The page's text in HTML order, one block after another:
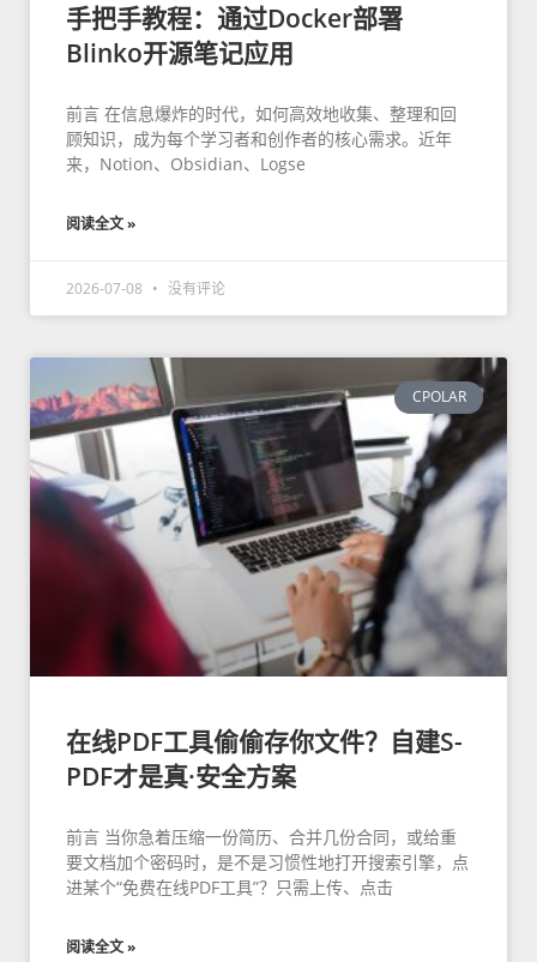
手把手教程：通过Docker部署
Blinko开源笔记应用
前言 在信息爆炸的时代，如何高效地收集、整理和回
顾知识，成为每个学习者和创作者的核心需求。近年
来，Notion、Obsidian、Logse
阅读全文 »
2026-07-08 没有评论
CPOLAR
在线PDF工具偷偷存你文件？自建S-
PDF才是真·安全方案
前言 当你急着压缩一份简历、合并几份合同，或给重
要文档加个密码时，是不是习惯性地打开搜索引擎，点
进某个“免费在线PDF工具”？只需上传、点击
阅读全文 »